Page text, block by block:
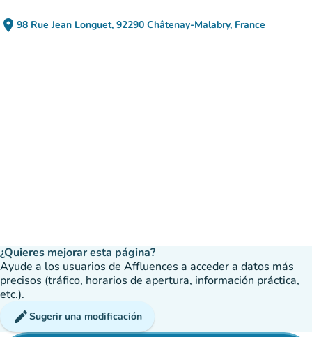
place 98 Rue Jean Longuet, 92290 Châtenay-Malabry, France
(abrir en Google Maps)
(nueva pestaña)
¿Quieres mejorar esta página?
Ayude a los usuarios de Affluences a acceder a datos más
precisos (tráfico, horarios de apertura, información práctica,
etc.).
editSugerir una modificación